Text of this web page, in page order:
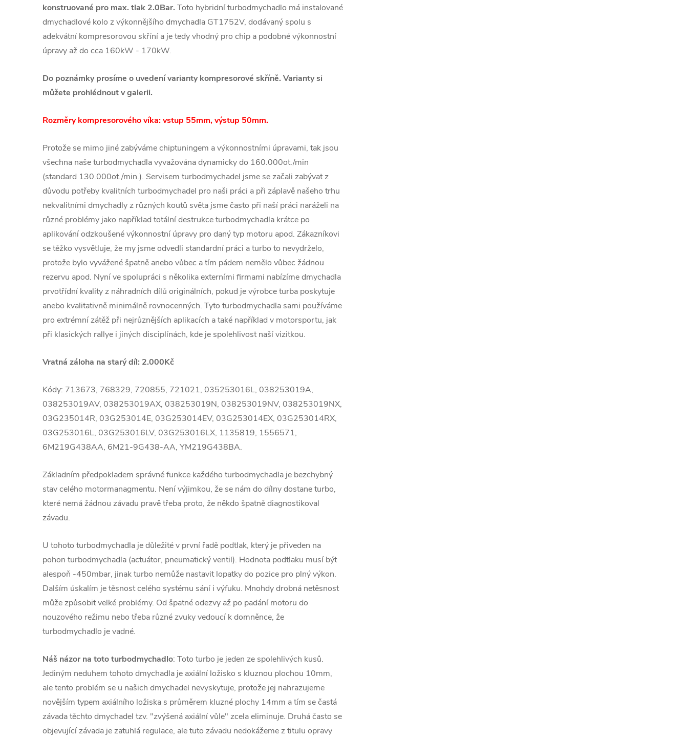
konstruované pro max. tlak 2.0Bar. Toto hybridní turbodmychadlo má instalované
dmychadlové kolo z výkonnějšího dmychadla GT1752V, dodávaný spolu s
adekvátní kompresorovou skříní a je tedy vhodný pro chip a podobné výkonnostní
úpravy až do cca 160kW - 170kW.
Do poznámky prosíme o uvedení varianty kompresorové skříně. Varianty si
můžete prohlédnout v galerii.
Rozměry kompresorového víka: vstup 55mm, výstup 50mm.
Protože se mimo jiné zabýváme chiptuningem a výkonnostními úpravami, tak jsou
všechna naše turbodmychadla vyvažována dynamicky do 160.000ot./min
(standard 130.000ot./min.). Servisem turbodmychadel jsme se začali zabývat z
důvodu potřeby kvalitních turbodmychadel pro naši práci a při záplavě našeho trhu
nekvalitními dmychadly z různých koutů světa jsme často při naší práci naráželi na
různé problémy jako například totální destrukce turbodmychadla krátce po
aplikování odzkoušené výkonnostní úpravy pro daný typ motoru apod. Zákazníkovi
se těžko vysvětluje, že my jsme odvedli standardní práci a turbo to nevydrželo,
protože bylo vyvážené špatně anebo vůbec a tím pádem nemělo vůbec žádnou
rezervu apod. Nyní ve spolupráci s několika externími firmami nabízíme dmychadla
prvotřídní kvality z náhradních dílů originálních, pokud je výrobce turba poskytuje
anebo kvalitativně minimálně rovnocenných. Tyto turbodmychadla sami používáme
pro extrémní zátěž při nejrůznějších aplikacích a také například v motorsportu, jak
při klasických rallye i jiných disciplínách, kde je spolehlivost naší vizitkou.
Vratná záloha na starý díl: 2.000Kč
Kódy: 713673, 768329, 720855, 721021, 035253016L, 038253019A,
038253019AV, 038253019AX, 038253019N, 038253019NV, 038253019NX,
03G235014R, 03G253014E, 03G253014EV, 03G253014EX, 03G253014RX,
03G253016L, 03G253016LV, 03G253016LX, 1135819, 1556571,
6M219G438AA, 6M21-9G438-AA, YM219G438BA.
Základním předpokladem správné funkce každého turbodmychadla je bezchybný
stav celého motormanagmentu. Není výjimkou, že se nám do dílny dostane turbo,
které nemá žádnou závadu pravě třeba proto, že někdo špatně diagnostikoval
závadu.
U tohoto turbodmychadla je důležité v první řadě podtlak, který je přiveden na
pohon turbodmychadla (actuátor, pneumatický ventil). Hodnota podtlaku musí být
alespoň -450mbar, jinak turbo nemůže nastavit lopatky do pozice pro plný výkon.
Dalším úskalím je těsnost celého systému sání i výfuku. Mnohdy drobná netěsnost
může způsobit velké problémy. Od špatné odezvy až po padání motoru do
nouzového režimu nebo třeba různé zvuky vedoucí k domněnce, že
turbodmychadlo je vadné.
Náš názor na toto turbodmychadlo: Toto turbo je jeden ze spolehlivých kusů.
Jediným neduhem tohoto dmychadla je axiální ložisko s kluznou plochou 10mm,
ale tento problém se u našich dmychadel nevyskytuje, protože jej nahrazujeme
novějším typem axiálního ložiska s průměrem kluzné plochy 14mm a tím se častá
závada těchto dmychadel tzv. "zvýšená axiální vůle" zcela eliminuje. Druhá často se
objevující závada je zatuhlá regulace, ale tuto závadu nedokážeme z titulu opravy